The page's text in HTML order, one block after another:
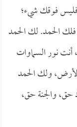
فوقك شيء؛
الحمد. لك الحمد
أنت نور السماوات
ولك الحمد
والجنة حق،